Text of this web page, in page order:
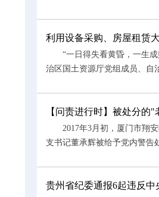
利用设备采购、房屋租赁
“一日得失看黄昏，一生成
治区国土资源厅党组成员、自
【问责进行时】被处分的"
2017年3月初，厦门市翔安
支书记董承辉被给予党内警
贵州省纪委通报6起违反